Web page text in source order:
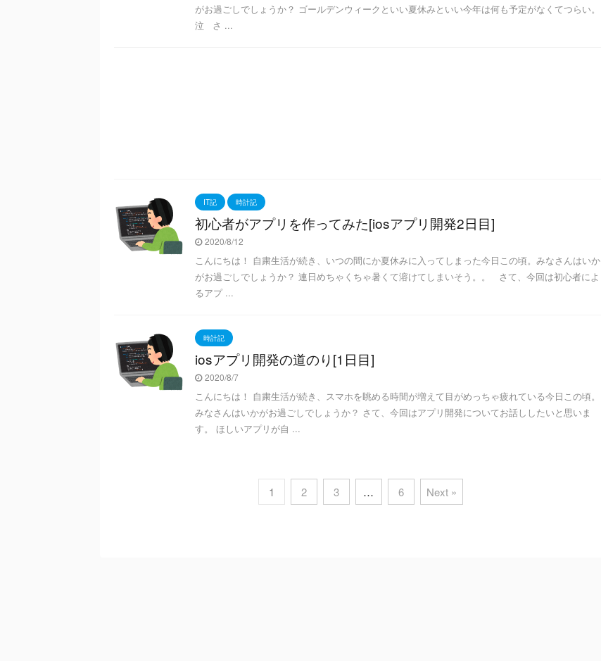
がお過ごしでしょうか？ ゴールデンウィークといい夏休みといい今年は何も予定がなくてつらい。
泣 さ ...
IT記 時計記
初心者がアプリを作ってみた[iosアプリ開発2日目]
2020/8/12
こんにちは！ 自粛生活が続き、いつの間にか夏休みに入ってしまった今日この頃。みなさんはいか
がお過ごしでしょうか？ 連日めちゃくちゃ暑くて溶けてしまいそう。。 さて、今回は初心者によ
るアプ ...
時計記
iosアプリ開発の道のり[1日目]
2020/8/7
こんにちは！ 自粛生活が続き、スマホを眺める時間が増えて目がめっちゃ疲れている今日この頃。
みなさんはいかがお過ごしでしょうか？ さて、今回はアプリ開発についてお話ししたいと思いま
す。 ほしいアプリが自 ...
1 2 3 … 6 Next »